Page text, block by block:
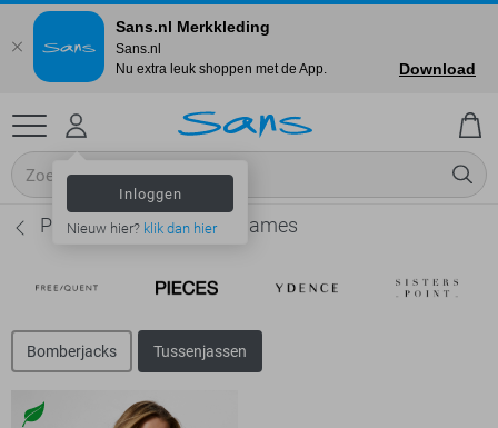
Inloggen
Nieuw hier? klik dan hier
Pieces Tussenjassen - Dames
Bomberjacks Tussenjassen
Sans.nl Merkkleding
Sans.nl
Nu extra leuk shoppen met de App.
Download